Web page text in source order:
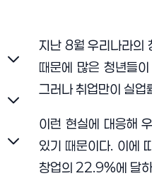
지난 8월 우리나라의
때문에 많은 청년들
그러나 취업만이 실업
이런 현실에 대응해
있기 때문이다. 이에
창업의 22.9%에 달